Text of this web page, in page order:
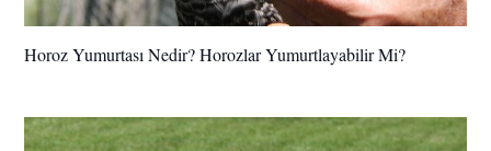
Horoz Yumurtası Nedir? Horozlar Yumurtlayabilir Mi?